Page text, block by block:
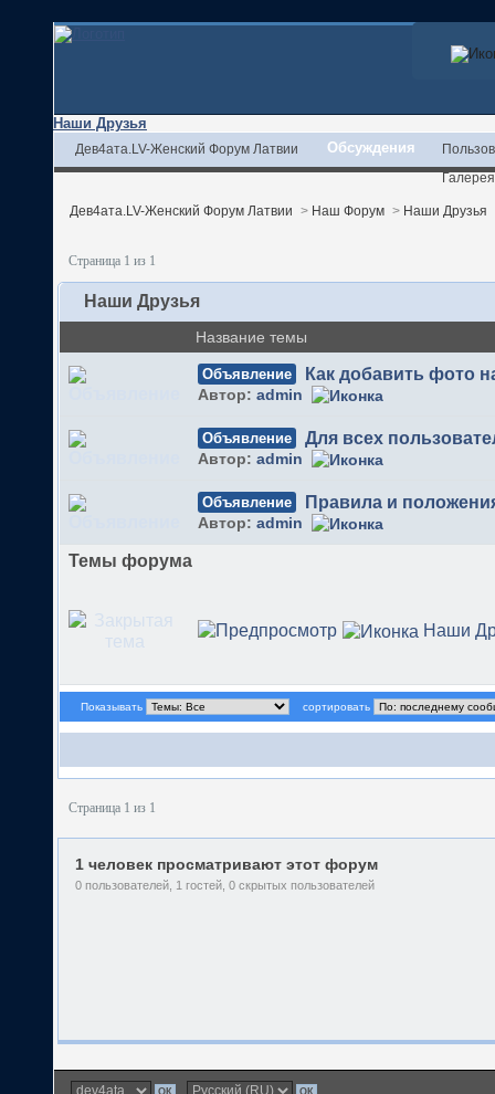
Наши Друзья
Дев4ата.LV-Женский Форум Латвии Обсуждения
Галерея
Дев4ата.LV-Женский Форум Латвии > Наш Форум > Наши Друзья
Страница 1 из 1
Наши Друзья
Название темы
Объявление Как добавить фото
Автор: admin
Объявление Для всех
Автор: admin
Объявление Правила и
Автор: admin
Темы форума
Наши
Показывать сортировать
Страница 1 из 1
1 человек просматривают этот форум
0 пользователей, 1 гостей, 0 скрытых пользователей